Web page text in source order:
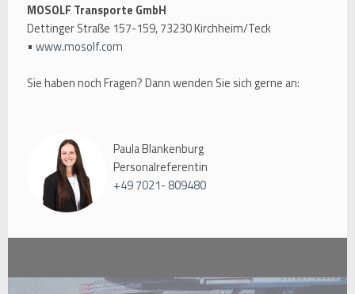
MOSOLF Transporte GmbH
Dettinger Straße 157-159, 73230 Kirchheim/Teck
• www.mosolf.com
Sie haben noch Fragen? Dann wenden Sie sich gerne an:
Paula Blankenburg
Personalreferentin
+49 7021- 809480